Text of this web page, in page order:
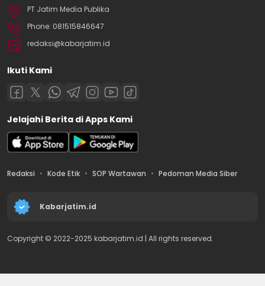
PT Jatim Media Publika
Phone: 081515846647
redaksi@kabarjatim.id
Ikuti Kami
Jelajahi Berita di Apps Kami
Redaksi Kode Etik SOP Wartawan Pedoman Media Siber
Kabarjatim.id
Copyright © 2022-2025 kabarjatim.id | All rights reserved.